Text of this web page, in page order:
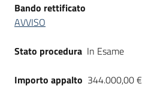
English
Bando rettificato
AVVISO
Stato procedura In Esame
Importo appalto 344.000,00 €